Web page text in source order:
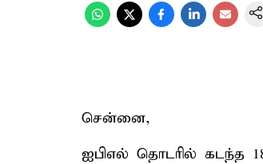
சென்னை,
ஐபிஎல் தொடரில் கடந்த